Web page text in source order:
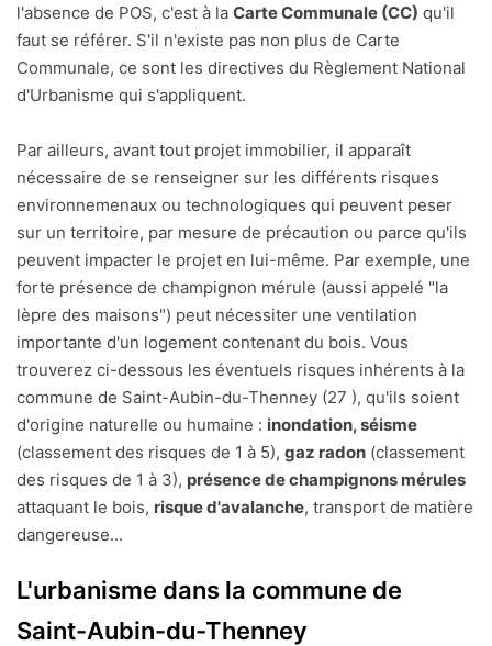
l'absence de POS, c'est à la Carte Communale (CC) qu'il
faut se référer. S'il n'existe pas non plus de Carte
Communale, ce sont les directives du Règlement National
d'Urbanisme qui s'appliquent.
Par ailleurs, avant tout projet immobilier, il apparaît
nécessaire de se renseigner sur les différents risques
environnemenaux ou technologiques qui peuvent peser
sur un territoire, par mesure de précaution ou parce qu'ils
peuvent impacter le projet en lui-même. Par exemple, une
forte présence de champignon mérule (aussi appelé "la
lèpre des maisons") peut nécessiter une ventilation
importante d'un logement contenant du bois. Vous
trouverez ci-dessous les éventuels risques inhérents à la
commune de Saint-Aubin-du-Thenney (27 ), qu'ils soient
d'origine naturelle ou humaine : inondation, séisme
(classement des risques de 1 à 5), gaz radon (classement
des risques de 1 à 3), présence de champignons mérules
attaquant le bois, risque d'avalanche, transport de matière
dangereuse...
L'urbanisme dans la commune de
Saint-Aubin-du-Thenney